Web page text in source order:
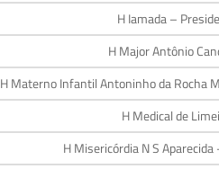
H Iamada –
H Major Antônio
H Materno Infantil Antoninho da Rocha
H Medical de
H Misericórdia N S